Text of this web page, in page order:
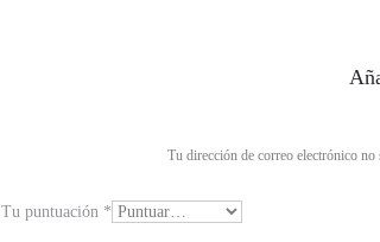
i
Tu dirección de correo electrónico no
Tu puntuación *